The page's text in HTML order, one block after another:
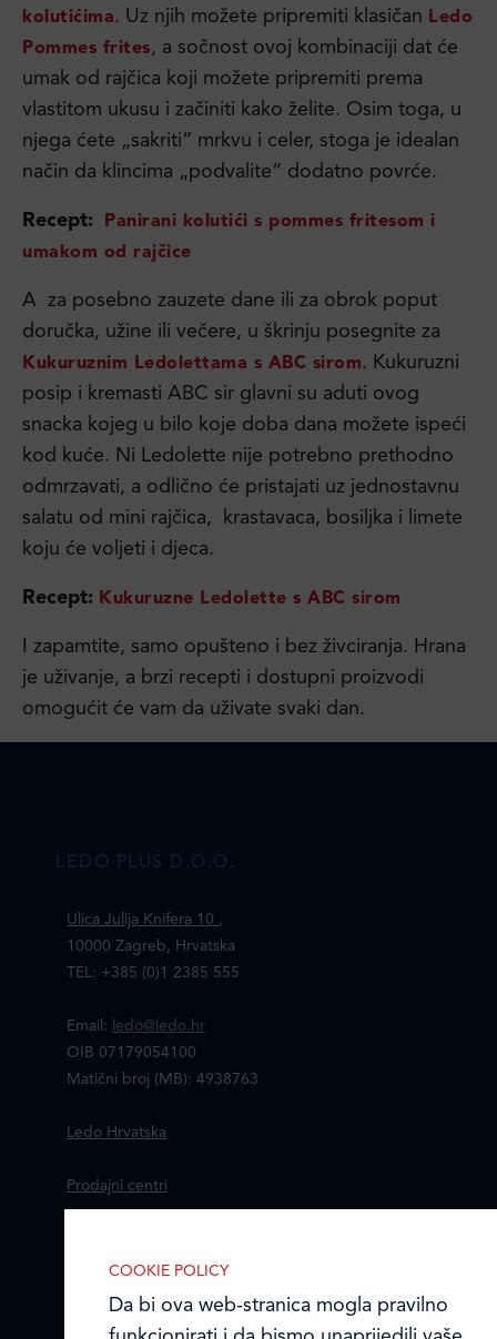
kolutićima. Uz njih možete pripremiti klasičan
Ledo
Pommes frites, a sočnost ovoj kombinaciji dat će
umak od rajčica koji možete pripremiti prema
vlastitom ukusu i začiniti kako želite. Osim toga, u
njega ćete „sakriti“ mrkvu i celer, stoga je idealan
način da klincima „podvalite“ dodatno povrće.
Recept:
Panirani kolutići s pommes fritesom i
umakom od rajčice
A za posebno zauzete dane ili za obrok poput
doručka, užine ili večere, u škrinju posegnite za
Kukuruznim Ledolettama s ABC sirom. Kukuruzni
posip i kremasti ABC sir glavni su aduti ovog
snacka kojeg u bilo koje doba dana možete ispeći
kod kuće. Ni Ledolette nije potrebno prethodno
odmrzavati, a odlično će pristajati uz jednostavnu
salatu od mini rajčica, krastavaca, bosiljka i limete
koju će voljeti i djeca.
Recept: Kukuruzne Ledolette s ABC sirom
I zapamtite, samo opušteno i bez živciranja. Hrana
je uživanje, a brzi recepti i dostupni proizvodi
omogućit će vam da uživate svaki dan.
LEDO PLUS D.O.O.
Ulica Julija Knifera 10 ,
10000 Zagreb, Hrvatska
TEL: +385 (0)1 2385 555
Email:
ledo@ledo.hr
OIB 07179054100
Matični broj (MB): 4938763
Ledo Hrvatska
Prodajni centri
Online formular
COOKIE POLICY
Da bi ova web-stranica mogla pravilno
IZABERITE KOLAČIĆE NA STRANICI
Omogućite ili onemogućite web-